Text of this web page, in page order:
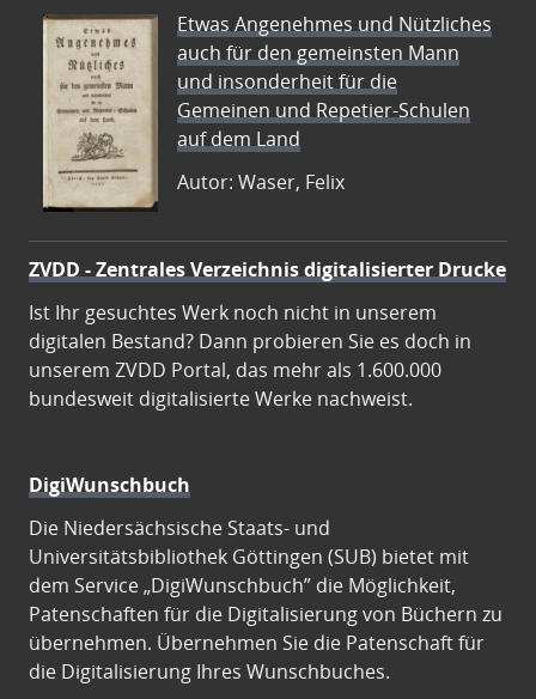
Etwas Angenehmes und Nützliches
auch für den gemeinsten Mann
und insonderheit für die
Gemeinen und Repetier-Schulen
auf dem Land
Autor: Waser, Felix
ZVDD - Zentrales Verzeichnis digitalisierter Drucke
Ist Ihr gesuchtes Werk noch nicht in unserem
digitalen Bestand? Dann probieren Sie es doch in
unserem ZVDD Portal, das mehr als 1.600.000
bundesweit digitalisierte Werke nachweist.
DigiWunschbuch
Die Niedersächsische Staats- und
Universitätsbibliothek Göttingen (SUB) bietet mit
dem Service „DigiWunschbuch” die Möglichkeit,
Patenschaften für die Digitalisierung von Büchern zu
übernehmen. Übernehmen Sie die Patenschaft für
die Digitalisierung Ihres Wunschbuches.